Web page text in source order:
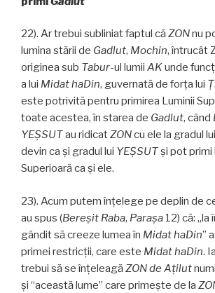
22). Ar trebui subliniat faptul căZONnu
lumina stării de Gadlut, Mochin, întrucât
originea sub Tabur­-ul lumii AKunde
a lui Midat haDin, guvernată de forţa lui
este potrivită pentru primirea Luminii
toate acestea, în starea de Gadlut, când
YEŞSUTau ridicatZONcu ele la gradul lui
devin ca şi gradul lui YEŞSUTşi pot primi
Superioară ca şi ele.
23). Acum putem înțelege pe deplin de
au spus (Bereşit Raba, Paraşa 12) că:
gândit să creeze lumea în Midat haDin”
primei restricţii, care este Midat haDin.
trebui să se înţeleagăZON de Aţilut
şi “această lume” care primeşte de la